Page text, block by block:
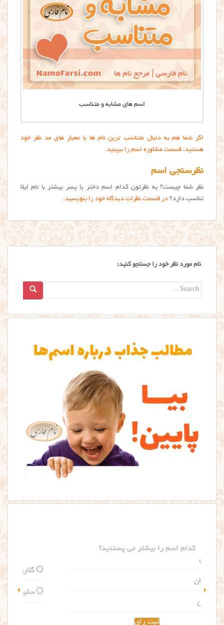
اسم های مشابه و متناسب
اگر شما هم به دنبال متناسب ترین نام ها با معیار های مد نظر خود
هستید، قسمت مشاوره اسم را ببینید.
نظرسنجی اسم
نظر شما چیست؟ به نظرتون کدام اسم دختر یا پسر بیشتر با نام لیلا
تناسب دارد؟ در قسمت نظرات دیدگاه خود را بنویسید.
نام مورد نظر خود را جستجو کنید:
Search